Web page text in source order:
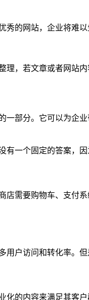
的网站，企业将难以
，若文章或者网站
一部分。它可以为企
有一个固定的答案，
店需要购物车、支付
用户访问和转化率。
化的内容来满足其客